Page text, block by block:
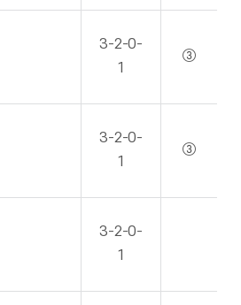
3-2-0-
1
③
3-2-0-
1
③
3-2-0-
1